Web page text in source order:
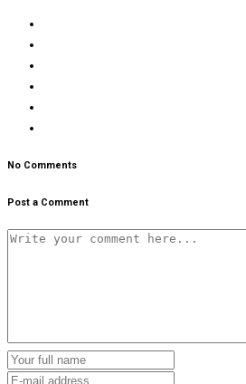
No Comments
Post a Comment